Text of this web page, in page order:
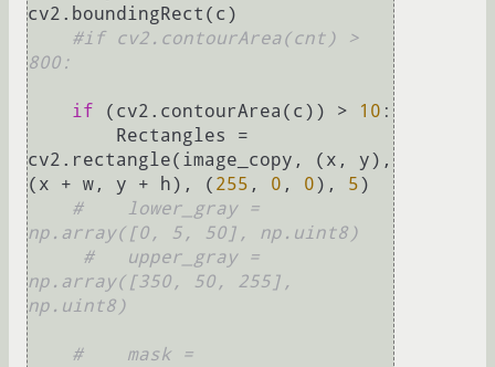
cv2.boundingRect(c)
#if cv2.contourArea(cnt) >
800:
if (cv2.contourArea(c)) > 10 :
cv2.rectangle(image_copy, (x, y),
(x + w, y + h), ( 255 , 0 , 0), 5)
#    lower_gray =
np.array([0, 5, 50], np.uint8)
#   upper_gray =
np.array([350, 50, 255],
np.uint8)
#    mask =